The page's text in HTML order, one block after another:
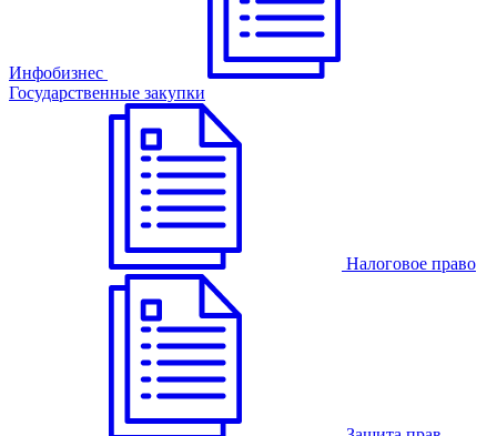
Инфобизнес
Государственные закупки
Налоговое право